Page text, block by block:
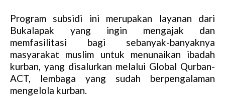
Program subsidi ini merupakan layanan dari
Bukalapak yang ingin mengajak dan
memfasilitasi bagi sebanyak-banyaknya
masyarakat muslim untuk menunaikan ibadah
kurban, yang disalurkan melalui Global Qurban-
ACT, lembaga yang sudah berpengalaman
mengelola kurban.